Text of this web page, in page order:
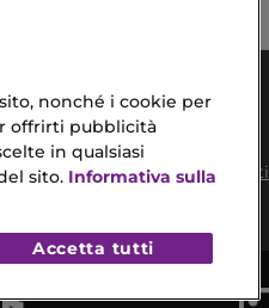
Pagamenti
nonché i cookie per
offrirti pubblicità
in qualsiasi
sito. Informativa sulla
Accetta tutti